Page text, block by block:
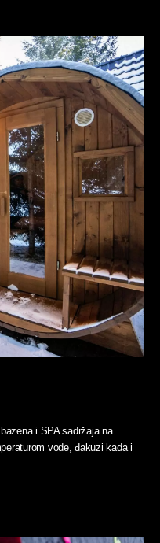
i SPA sadržaja na
vode, đakuzi kada i